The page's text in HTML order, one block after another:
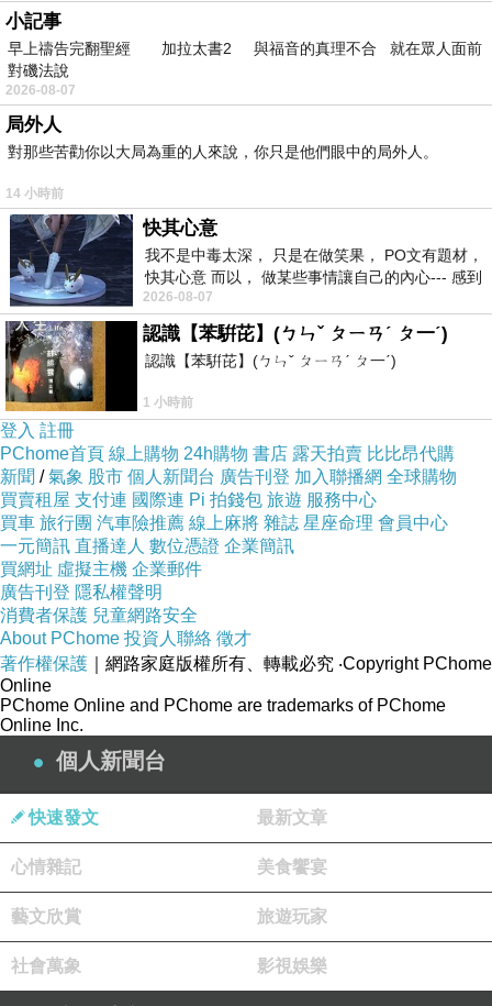
午餐火速在市集廣場(Market Square)買了熱狗堡，聞起來
香噴噴的熱狗，覺得好鹹呢！不過只是墊個肚子，也沒時
間管食物了，塞下肚子，眼看指針滴答衝向三點鐘方向，
連忙趕往集合點，整個國王學院的門口根本是遊客集散
場，擠滿了各家的旅客。
導遊王先生帶著大家，第一站來到數學橋(Mathematical
Bridge)，傳說牛頓造橋用了精密的算數將木板搭起來，不
用任何一根釘子造了橋，後來王后學院學生想知道怎麼可
能沒釘子，拆掉後裝不回去，所以現在的身影有釘子。
根據考證這只是個美麗的傳說，橋並非牛頓造的，造橋之
初也有使用釘子，只是穿梭在康河美景，這穿鑿附會的故
事增添會心一笑的浪漫，沒有人會去計較事實虛假的。
門在在都訴說著八百年來的歷史，英國人深諳如何捍衛家
園中的傳統和文化，經歷過這麼多戰爭，總能盡力保留一
小記事
早上禱告完翻聖經 加拉太書2 與福音的真理不合 就在眾人面前
對磯法說
2026-08-07
局外人
對那些苦勸你以大局為重的人來說，你只是他們眼中的局外人。
14 小時前
快其心意
我不是中毒太深， 只是在做笑果， PO文有題材，
快其心意 而以， 做某些事情讓自己的內心--- 感到
愉快。
2026-08-07
認識【苯騈芘】(ㄅㄣˇ ㄆㄧㄢˊ ㄆ一ˊ)
認識【苯騈芘】(ㄅㄣˇ ㄆㄧㄢˊ ㄆ一ˊ)
1 小時前
登入 註冊
PChome首頁 線上購物 24h購物 書店 露天拍賣 比比昂代購
新聞 /氣象 股市 個人新聞台 廣告刊登 加入聯播網 全球購物
買賣租屋 支付連 國際連 Pi 拍錢包 旅遊 服務中心
買車 旅行團 汽車險推薦 線上麻將 雜誌 星座命理 會員中心
一元簡訊 直播達人 數位憑證 企業簡訊
買網址 虛擬主機 企業郵件
廣告刊登 隱私權聲明
消費者保護 兒童網路安全
About PChome 投資人聯絡 徵才
著作權保護 ｜網路家庭版權所有、轉載必究 ‧Copyright PChome
Online
PChome Online and PChome are trademarks of PChome
Online Inc.
個人新聞台
快速發文 最新文章
心情雜記 美食饗宴
藝文欣賞 旅遊玩家
社會萬象 影視娛樂